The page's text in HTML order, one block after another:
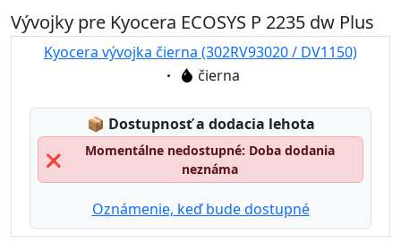
Vývojky pre Kyocera ECOSYS P 2235 dw Plus
Kyocera vývojka čierna (302RV93020 / DV1150)
Eigenschaft:
čierna
📦 Lagerstatus:
Dostupnosť a dodacia lehota
❌
Momentálne nedostupné: Doba dodania
neznáma
Oznámenie, keď bude dostupné